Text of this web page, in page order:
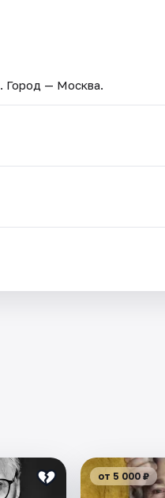
. Город — Москва.
от 5 000 ₽